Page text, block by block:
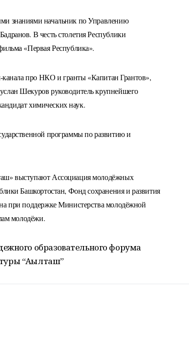
знаниями начальник по Управлению
В честь столетия Республики
«Первая Республика».
канала про НКО и гранты «Капитан Грантов»,
Шекуров руководитель крупнейшего
химических наук.
программы по развитию и
выступают Ассоциация молодёжных
Башкортостан, Фонд сохранения и развития
при поддержке Министерства молодёжной
молодёжи.
образовательного форума
“Аҫылташ”